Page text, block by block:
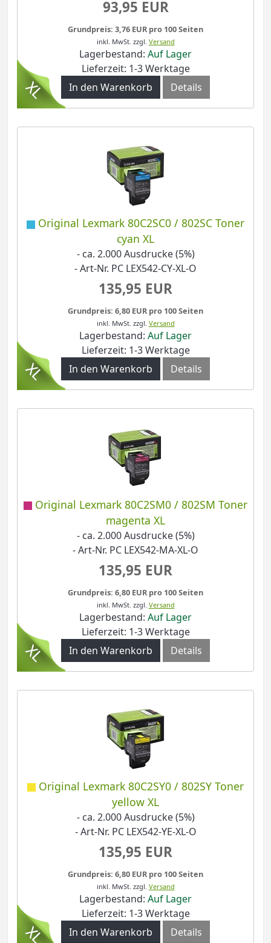
93,95 EUR
Grundpreis: 3,76 EUR pro 100 Seiten
inkl. MwSt. zzgl. Versand
Lagerbestand: Auf Lager
Lieferzeit: 1-3 Werktage
In den Warenkorb
Details
Original Lexmark 80C2SC0 / 802SC Toner
cyan XL
- ca. 2.000 Ausdrucke (5%)
- Art-Nr. PC LEX542-CY-XL-O
135,95 EUR
Grundpreis: 6,80 EUR pro 100 Seiten
inkl. MwSt. zzgl. Versand
Lagerbestand: Auf Lager
Lieferzeit: 1-3 Werktage
In den Warenkorb
Details
Original Lexmark 80C2SM0 / 802SM Toner
magenta XL
- ca. 2.000 Ausdrucke (5%)
- Art-Nr. PC LEX542-MA-XL-O
135,95 EUR
Grundpreis: 6,80 EUR pro 100 Seiten
inkl. MwSt. zzgl. Versand
Lagerbestand: Auf Lager
Lieferzeit: 1-3 Werktage
In den Warenkorb
Details
Original Lexmark 80C2SY0 / 802SY Toner
yellow XL
- ca. 2.000 Ausdrucke (5%)
- Art-Nr. PC LEX542-YE-XL-O
135,95 EUR
Grundpreis: 6,80 EUR pro 100 Seiten
inkl. MwSt. zzgl. Versand
Lagerbestand: Auf Lager
Lieferzeit: 1-3 Werktage
In den Warenkorb
Details